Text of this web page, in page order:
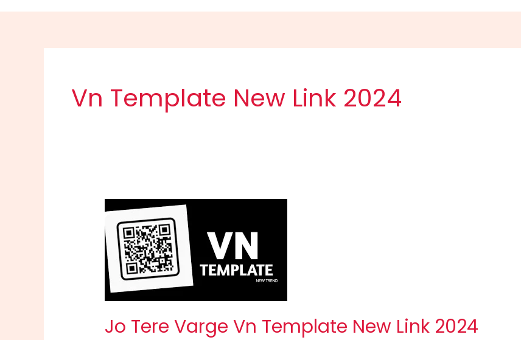
Vn Template New Link 2024
Jo Tere Varge Vn Template New Link 2024
Tere
Varge
Vn
Template
New
Link
2024